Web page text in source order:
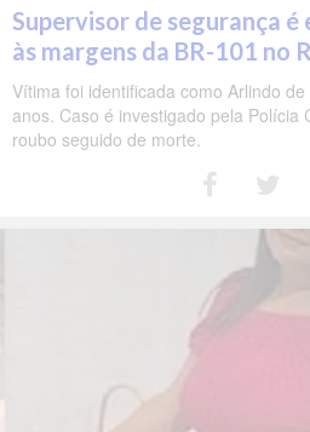
Supervisor de segurança
às margens da BR-101 no
Vítima foi identificada como Arlindo
anos. Caso é investigado pela Polícia
roubo seguido de morte.